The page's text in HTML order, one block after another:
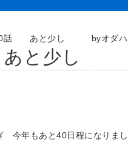
話 あと少し byオダハ
と少し
今年もあと40日程になりま